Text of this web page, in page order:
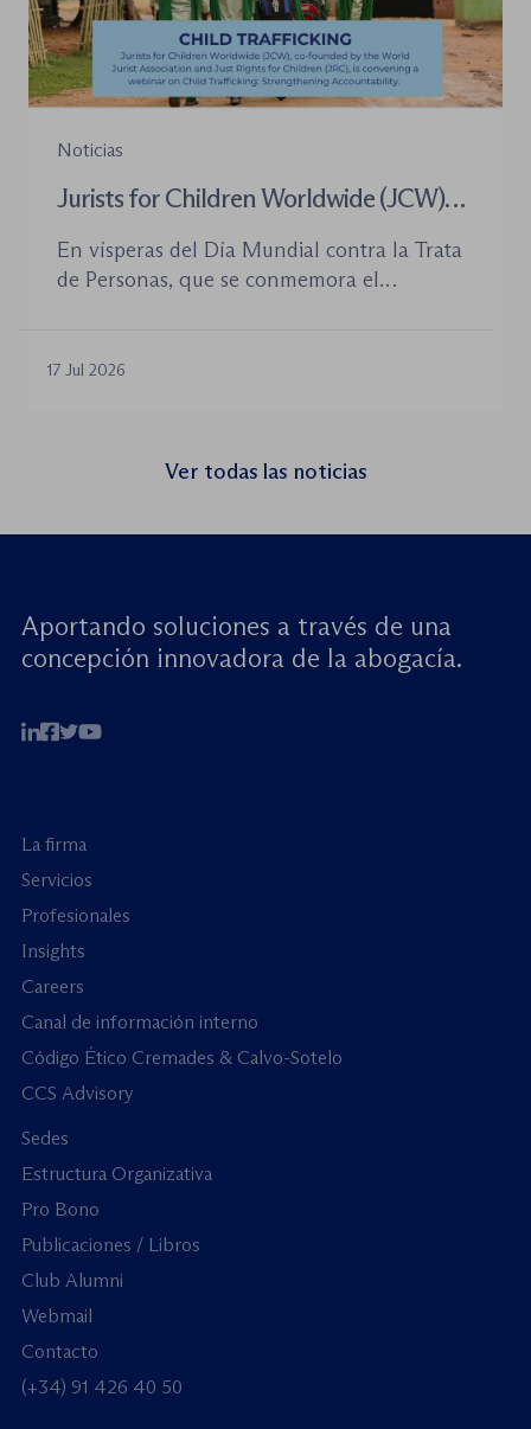
Noticias
Jurists for Children Worldwide (JCW)
para combatir la trata de menores y
defender el Estado de Derecho
En vísperas del Día Mundial contra la Trata
de Personas, que se conmemora el
la World Jurist Association (WJA) y Just
seminario web internacional «Trata de
menores: reforzando la rendición de
17 Jul 2026
Ver todas las noticias
Aportando soluciones a través de una
concepción innovadora de la abogacía.
La firma
Servicios
Profesionales
Insights
Careers
Canal de información interno
Código Ético Cremades & Calvo-Sotelo
CCS Advisory
Sedes
Estructura Organizativa
Pro Bono
Publicaciones / Libros
Club Alumni
Webmail
Contacto
(+34) 91 426 40 50